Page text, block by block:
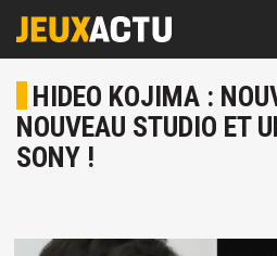
HIDEO KOJIMA :
NOUVEAU STUDIO ET
SONY !